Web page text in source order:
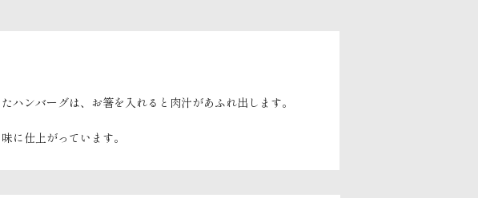
ンバーグは、お箸を入れると肉汁があふれ出します。
に仕上がっています。